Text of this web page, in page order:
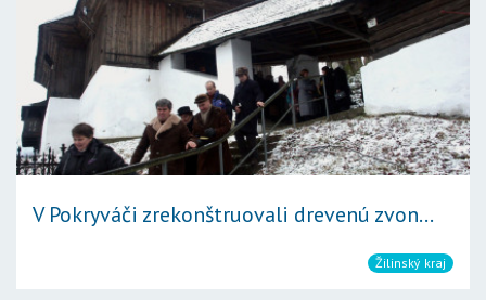
V Pokryváči zrekonštruovali drevenú zvon...
Žilinský kraj